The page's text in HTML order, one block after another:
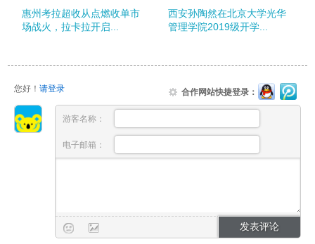
惠州考拉超收从点燃收单市
场战火，拉卡拉开启...
西安孙陶然在北京大学光华
管理学院2019级开学...
您好！ 请登录 合作网站快捷登录：
游客名称：
电子邮箱：